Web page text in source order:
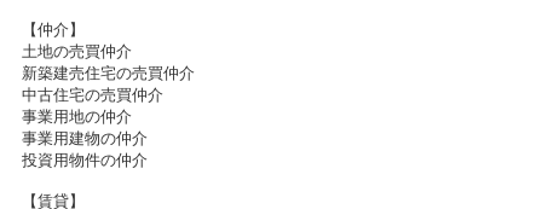
【仲介】
土地の売買仲介
新築建売住宅の売買仲介
中古住宅の売買仲介
事業用地の仲介
事業用建物の仲介
投資用物件の仲介
【賃貸】